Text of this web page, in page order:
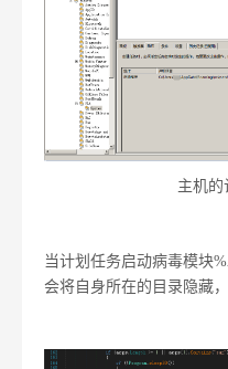
主机的
当计划任务启动病毒模块
会将自身所在的目录隐藏